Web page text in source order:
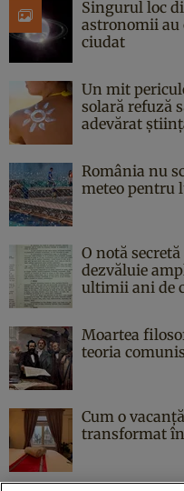
Singurul loc
astronomii au
ciudat
Un mit
solară refuză
adevărat
România nu
meteo pentru
O notă
dezvăluie
ultimii ani de
Moartea
teoria
Cum o
transformat